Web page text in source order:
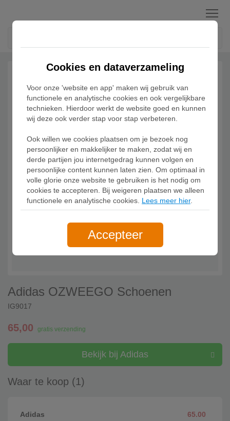
Menu
Adidas OZWEEGO Schoenen
IG9017
65,00 gratis verzending
Bekijk bij Adidas
Waar te koop (1)
Adidas 65.00
Cookies en dataverzameling
Voor onze 'website en app' maken wij gebruik van
functionele en analytische cookies en ook vergelijkbare
technieken. Hierdoor werkt de website goed en kunnen
wij deze ook verder stap voor stap verbeteren.
Ook willen we cookies plaatsen om je bezoek nog
persoonlijker en makkelijker te maken, zodat wij en
derde partijen jou internetgedrag kunnen volgen en
persoonlijke content kunnen laten zien. Om optimaal in
volle glorie onze website te gebruiken is het nodig om
cookies te accepteren. Bij weigeren plaatsen we alleen
functionele en analytische cookies. Lees meer hier.
Accepteer